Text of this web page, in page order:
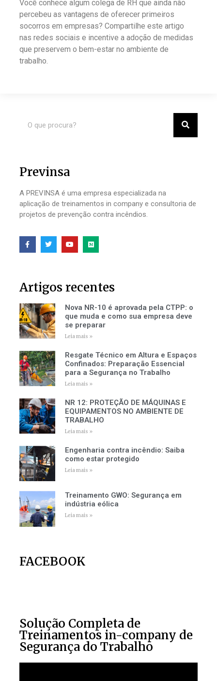
Você conhece algum colega de RH que ainda não
percebeu as vantagens de oferecer primeiros
socorros em empresas? Compartilhe este artigo
nas redes sociais e incentive a adoção de medidas
que preservem o bem-estar no ambiente de
trabalho.
Previnsa
A PREVINSA é uma empresa especializada na
aplicação de treinamentos in company e consultoria de
projetos de prevenção contra incêndios.
Artigos recentes
Nova NR-10 é aprovada pela CTPP: o
que muda e como sua empresa deve
se preparar
Leia mais »
Resgate Técnico em Altura e Espaços
Confinados: Preparação Essencial
para a Segurança no Trabalho
Leia mais »
NR 12: PROTEÇÃO DE MÁQUINAS E
EQUIPAMENTOS NO AMBIENTE DE
TRABALHO
Leia mais »
Engenharia contra incêndio: Saiba
como estar protegido
Leia mais »
Treinamento GWO: Segurança em
indústria eólica
Leia mais »
FACEBOOK
Solução Completa de
Treinamentos in-company de
Segurança do Trabalho